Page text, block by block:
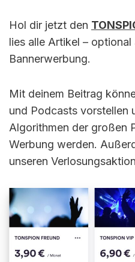
Hol dir jetzt den
lies alle Artikel – optional
Bannerwerbung.
Mit deinem Beitrag
und Podcasts vorstellen
Algorithmen der großen
Werbung werden.
unseren